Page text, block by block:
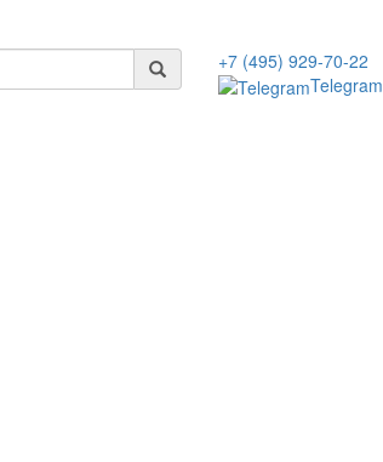
+7 (495) 929-70-22
Telegram